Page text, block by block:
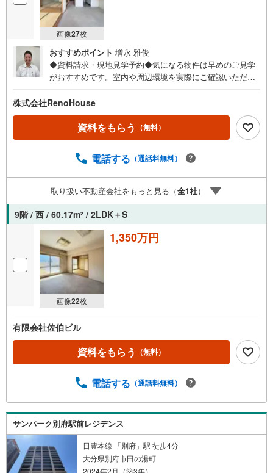
画像27枚
おすすめポイント 増永 雅俊
◆資料請求・現地見学予約◆気になる物件は早めのご見学
がおすすめです。室内や周辺環境を実際にご確認いただけ
請求は24時間受付中！お気軽にお問い合わせください。◎
内覧希望の方は、【室内・現地を見学する】ボタンから日
程を指定して予約！土日祝日のご案内はもちろんOK！（9:
00～18:00）◎他の気になる物件もまとめてご案内できま
できます♪理想のマイホーム探しをチームリノハウスが親
株式会社RenoHouse
資料をもらう （無料）
電話する （通話料無料）
取り扱い不動産会社をもっと見る（全1社）
9階 / 西 / 60.17m2 / 2LDK＋S
画像22枚
1,350万円
有限会社佐伯ビル
資料をもらう （無料）
電話する （通話料無料）
サンパーク別府駅前レジデンス
日豊本線 「別府」駅 徒歩4分
大分県別府市田の湯町
2024年2月（築3年）